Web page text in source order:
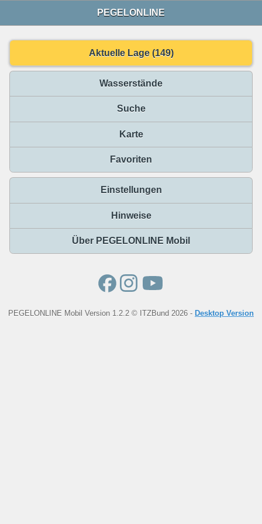
PEGELONLINE
Aktuelle Lage (149)
Wasserstände
Suche
Karte
Favoriten
Einstellungen
Hinweise
Über PEGELONLINE Mobil
PEGELONLINE Mobil Version 1.2.2 © ITZBund 2026 - Desktop Version